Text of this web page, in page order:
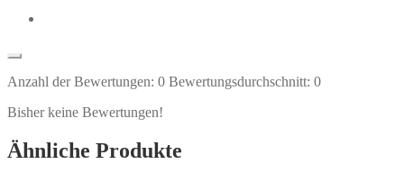
Anzahl der Bewertungen: 0 Bewertungsdurchschnitt: 0
Bisher keine Bewertungen!
Ähnliche Produkte